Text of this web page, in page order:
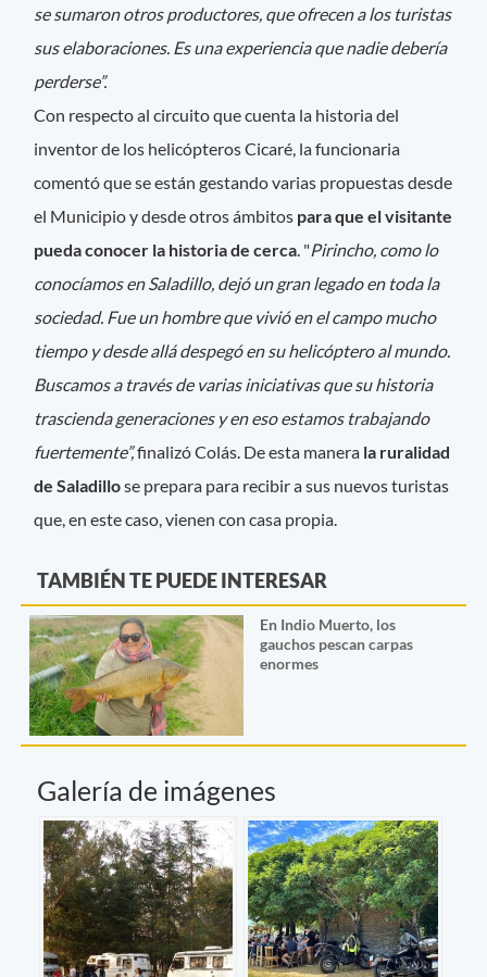
se sumaron otros productores, que ofrecen a los turistas
sus elaboraciones. Es una experiencia que nadie debería
perderse”.
Con respecto al circuito que cuenta la historia del
inventor de los helicópteros Cicaré, la funcionaria
comentó que se están gestando varias propuestas desde
el Municipio y desde otros ámbitos para que el visitante
pueda conocer la historia de cerca . "Pirincho, como lo
conocíamos en Saladillo, dejó un gran legado en toda la
sociedad. Fue un hombre que vivió en el campo mucho
tiempo y desde allá despegó en su helicóptero al mundo.
Buscamos a través de varias iniciativas que su historia
trascienda generaciones y en eso estamos trabajando
fuertemente”,finalizó Colás. De esta manera la ruralidad
de Saladillose prepara para recibir a sus nuevos turistas
que, en este caso, vienen con casa propia.
TAMBIÉN TE PUEDE INTERESAR
En Indio Muerto, los
gauchos pescan carpas
enormes
Galería de imágenes